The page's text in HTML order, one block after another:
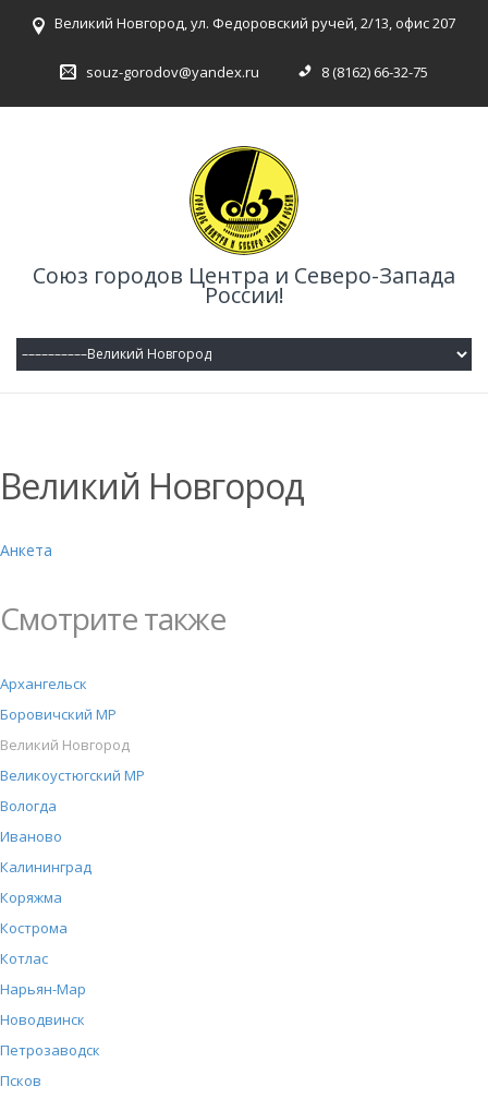
Великий Новгород, ул. Федоровский ручей, 2/13, офис 207
souz-gorodov@yandex.ru 8 (8162) 66-32-75
Союз городов Центра и Северо-Запада
России!
Великий Новгород
Анкета
Смотрите также
Архангельск
Боровичский МР
Великий Новгород
Великоустюгский МР
Вологда
Иваново
Калининград
Коряжма
Кострома
Котлас
Нарьян-Мар
Новодвинск
Петрозаводск
Псков